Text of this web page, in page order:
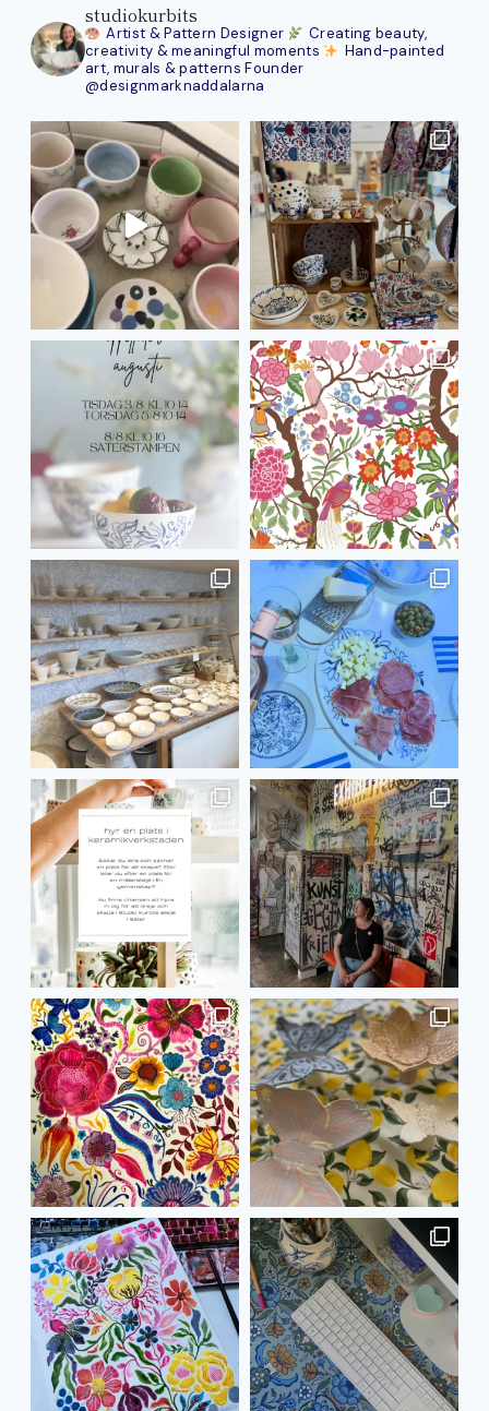
studiokurbits
Artist & Pattern Designer
Creating beauty,
creativity & meaningful moments
Hand-painted
art, murals & patterns Founder
@designmarknaddalarna